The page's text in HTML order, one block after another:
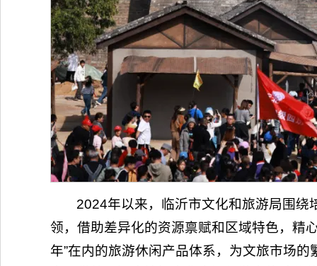
2024年以来，临沂市文化和旅游局围绕
领，借助差异化的资源禀赋和区域特色，精
年”在内的旅游休闲产品体系，为文旅市场